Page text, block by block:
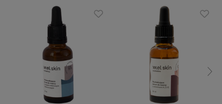
łagodzącego pantenolu.
Działanie:
poprawia i wyrównuje koloryt
poprawia jędrność i elastyczność
pomaga spłycić zmarszczki